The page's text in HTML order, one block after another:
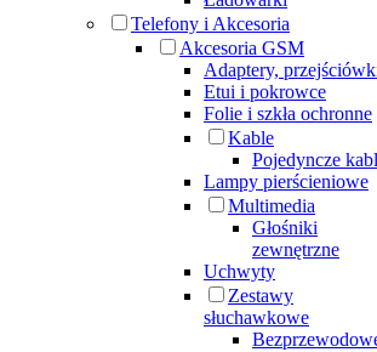
Telefony i Akcesoria
Akcesoria GSM
Adaptery,
Etui i pokrowce
Folie i szkła ochronne
Kable
Pojedyncze
Lampy pierścieniowe
Multimedia
Głośniki
zewnętrzne
Uchwyty
Zestawy
słuchawkowe